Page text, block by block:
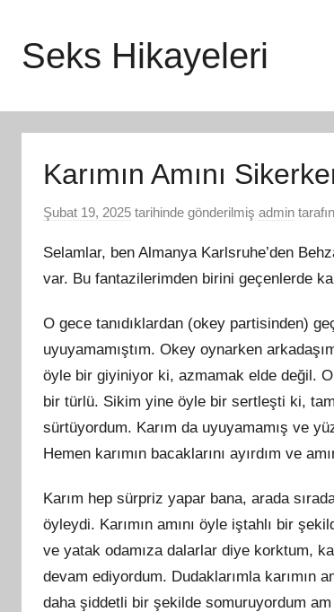
Seks Hikayeleri
Karımın Amını
Şubat 19, 2025 tarihinde gönderilmiş admin
Selamlar, ben Almanya Karlsruhe’den
var. Bu fantazilerimden birini geçenlerde
O gece tanıdıklardan (okey partisinden)
uyuyamamıştım. Okey oynarken
öyle bir giyiniyor ki, azmamak elde değil.
bir türlü. Sikim yine öyle bir sertleşti ki,
sürtüyordum. Karım da uyuyamamış ve
Hemen karımın bacaklarını ayırdım ve
Karım hep sürpriz yapar bana, arada
öyleydi. Karımın amını öyle iştahlı bir
ve yatak odamıza dalarlar diye korktum,
devam ediyordum. Dudaklarımla karımın
daha şiddetli bir şekilde somuruyordum am